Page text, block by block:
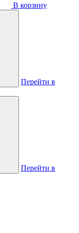
В корзину
Перейти в
Перейти в